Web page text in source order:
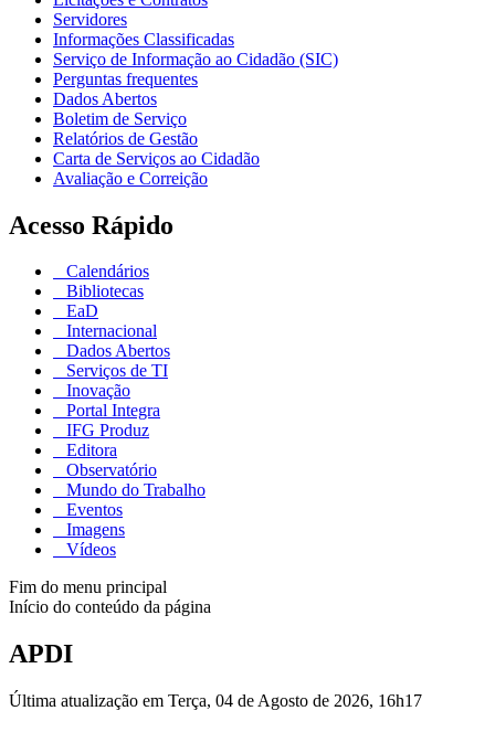
Servidores
Informações Classificadas
Serviço de Informação ao Cidadão (SIC)
Perguntas frequentes
Dados Abertos
Boletim de Serviço
Relatórios de Gestão
Carta de Serviços ao Cidadão
Avaliação e Correição
Acesso Rápido
Calendários
Bibliotecas
EaD
Internacional
Dados Abertos
Serviços de TI
Inovação
Portal Integra
IFG Produz
Editora
Observatório
Mundo do Trabalho
Eventos
Imagens
Vídeos
Fim do menu principal
Início do conteúdo da página
APDI
Última atualização em Terça, 04 de Agosto de 2026, 16h17